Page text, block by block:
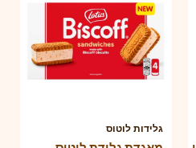
גלידות לוטוס